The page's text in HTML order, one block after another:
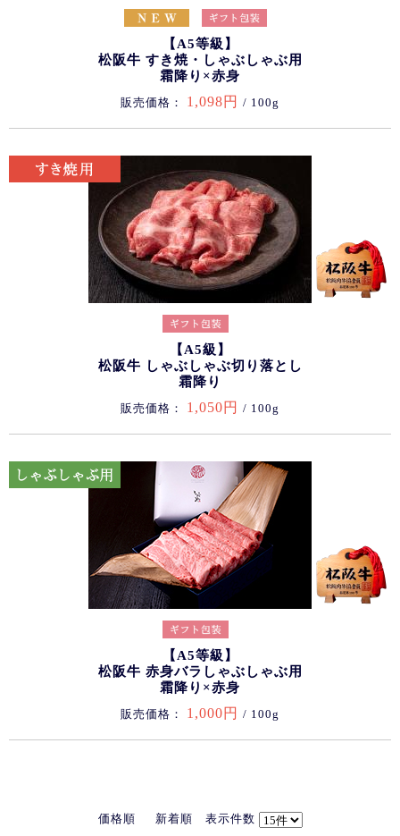
【A5等級】
松阪牛 すき焼・しゃぶしゃぶ用
霜降り×赤身
販売価格： 1,098円 / 100g
【A5級】
松阪牛 しゃぶしゃぶ切り落とし
霜降り
販売価格： 1,050円 / 100g
【A5等級】
松阪牛 赤身バラしゃぶしゃぶ用
霜降り×赤身
販売価格： 1,000円 / 100g
価格順 新着順 表示件数